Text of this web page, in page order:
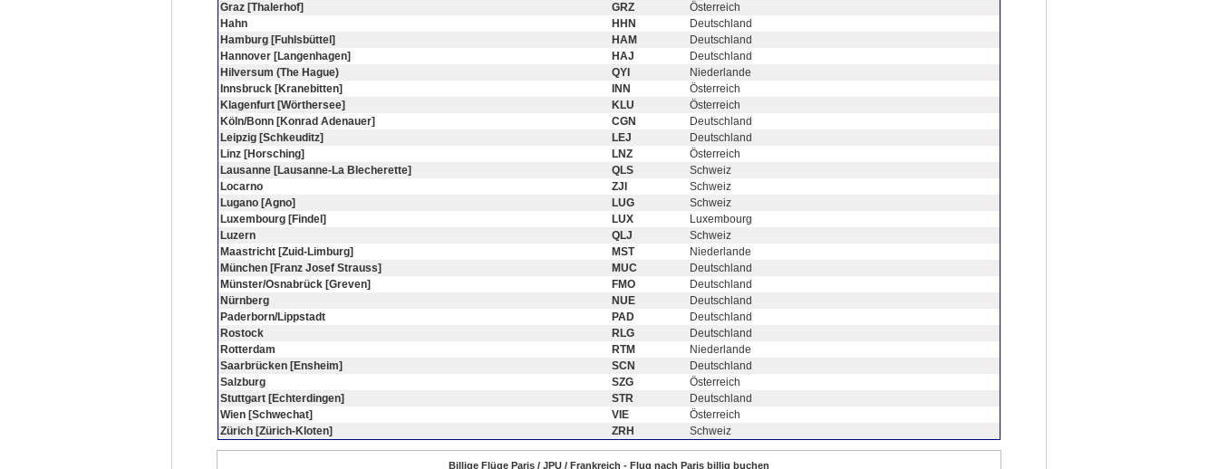
Graz [Thalerhof]
GRZ
Österreich
Hahn
HHN
Deutschland
Hamburg [Fuhlsbüttel]
HAM
Deutschland
Hannover [Langenhagen]
HAJ
Deutschland
Hilversum (The Hague)
QYI
Niederlande
Innsbruck [Kranebitten]
INN
Österreich
Klagenfurt [Wörthersee]
KLU
Österreich
Köln/Bonn [Konrad Adenauer]
CGN
Deutschland
Leipzig [Schkeuditz]
LEJ
Deutschland
Linz [Horsching]
LNZ
Österreich
Lausanne [Lausanne-La Blecherette]
QLS
Schweiz
Locarno
ZJI
Schweiz
Lugano [Agno]
LUG
Schweiz
Luxembourg [Findel]
LUX
Luxembourg
Luzern
QLJ
Schweiz
Maastricht [Zuid-Limburg]
MST
Niederlande
München [Franz Josef Strauss]
MUC
Deutschland
Münster/Osnabrück [Greven]
FMO
Deutschland
Nürnberg
NUE
Deutschland
Paderborn/Lippstadt
PAD
Deutschland
Rostock
RLG
Deutschland
Rotterdam
RTM
Niederlande
Saarbrücken [Ensheim]
SCN
Deutschland
Salzburg
SZG
Österreich
Stuttgart [Echterdingen]
STR
Deutschland
Wien [Schwechat]
VIE
Österreich
Zürich [Zürich-Kloten]
ZRH Schweiz
Billige Flüge Paris / JPU / Frankreich - Flug nach Paris billig buchen